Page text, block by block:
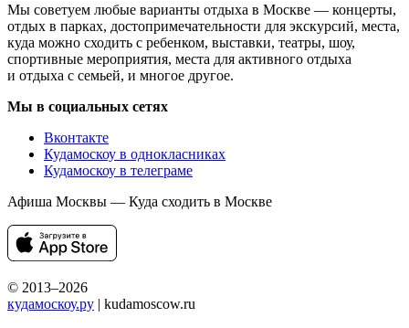
Мы советуем любые варианты отдыха в Москве — концерты,
отдых в парках, достопримечательности для экскурсий, места,
куда можно сходить с ребенком, выставки, театры, шоу,
спортивные мероприятия, места для активного отдыха
и отдыха с семьей, и многое другое.
Мы в социальных сетях
Вконтакте
Кудамоскоу в однокласниках
Кудамоскоу в телеграме
Афиша Москвы — Куда сходить в Москве
© 2013–2026
кудамоскоу.ру | kudamoscow.ru